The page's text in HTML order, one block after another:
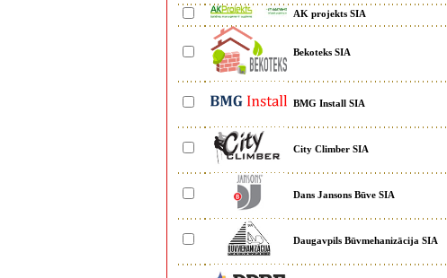
AK projekts SIA
Bekoteks SIA
BMG Install SIA
City Climber SIA
Dans Jansons Būve SIA
Daugavpils Būvmehanizācija SIA